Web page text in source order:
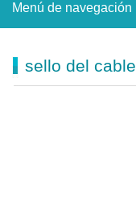
Menú de navegación
sello del cable